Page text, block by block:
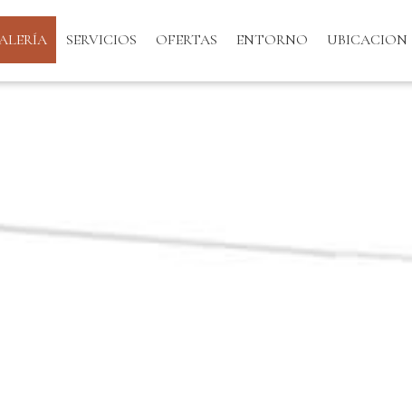
SERVICIOS OFERTAS ENTORNO UBICACION